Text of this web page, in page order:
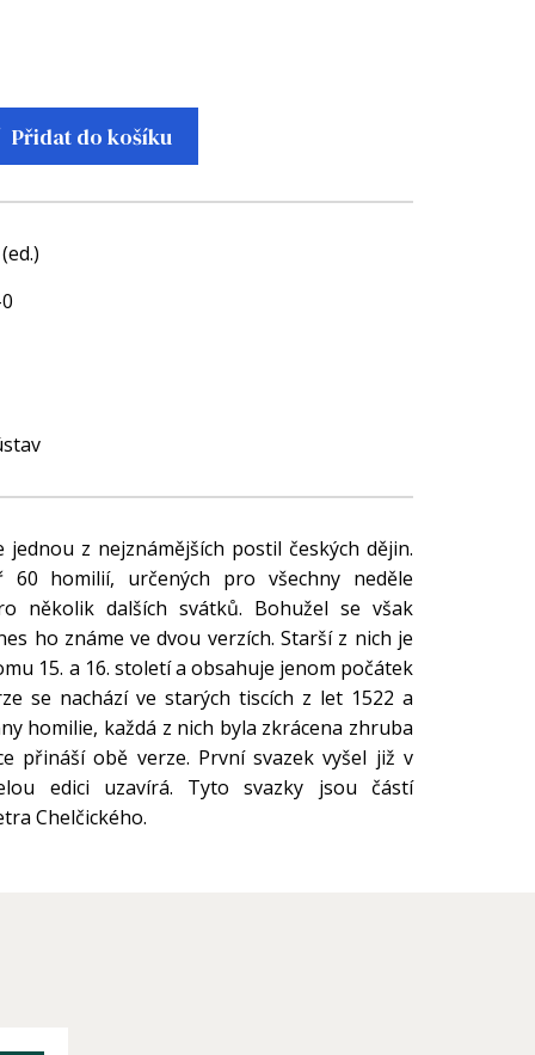
Přidat do košíku
jednou z nejznámějších postil českých dějin.
homilií, určených pro všechny neděle
několik dalších svátků. Bohužel se však
ho známe ve dvou verzích. Starší z nich je
15. a 16. století a obsahuje jenom počátek
se nachází ve starých tiscích z let 1522 a
homilie, každá z nich byla zkrácena zhruba
přináší obě verze. První svazek vyšel již v
edici uzavírá. Tyto svazky jsou částí
Chelčického.